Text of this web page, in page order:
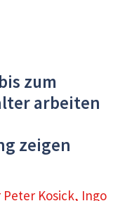
zum
arbeiten
zeigen
Peter Kosick, Ingo